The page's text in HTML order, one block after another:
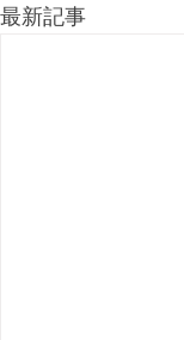
最新記事